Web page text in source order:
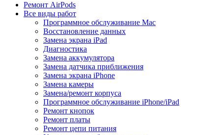
Ремонт AirPods
Все виды работ
Программное обслуживание Mac
Восстановление данных
Замена экрана iPad
Диагностика
Замена аккумулятора
Замена датчика приближения
Замена экрана iPhone
Замена камеры
Замена/ремонт корпуса
Программное обслуживание iPhone/iPad
Ремонт кнопок
Ремонт платы
Ремонт цепи питания